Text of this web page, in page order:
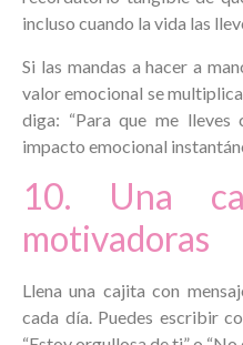
incluso cuando la vida las
Si las mandas a hacer a
valor emocional se
diga: “Para que me lleves
impacto emocional
10. Una
motivadoras
Llena una cajita con
cada día. Puedes escribir